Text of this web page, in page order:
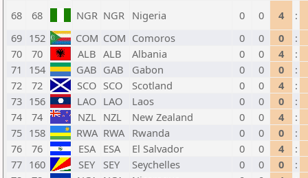
68
68 NGR NGR Nigeria 0 0 4
:
69 152 COM COM Comoros 0 0 0
:
70
70 ALB ALB Albania 0 0 4
:
71
154 GAB GAB Gabon 0 0 0
:
72
72 SCO SCO Scotland 0 0 4
:
73 156 LAO LAO Laos 0 0 0
:
74
74 NZL NZL New Zealand 0 0 4
:
75 158 RWA RWA Rwanda 0 0 0
:
76
76 ESA ESA El Salvador 0 0 4
:
77 160 SEY SEY Seychelles 0 0 0
: